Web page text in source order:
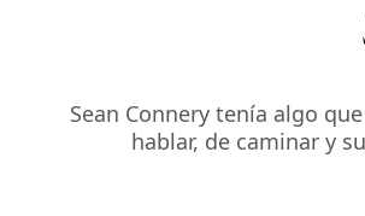
Sean Connery tenía algo
hablar, de caminar y